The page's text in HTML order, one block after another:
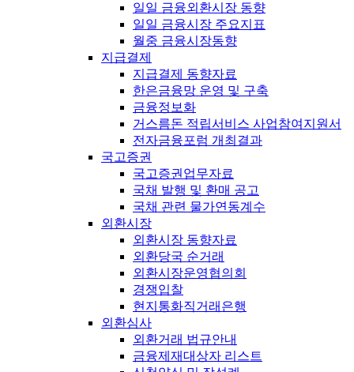
일일 금융외환시장 동향
일일 금융시장 주요지표
월중 금융시장동향
지급결제
지급결제 동향자료
한은금융망 운영 및 구축
금융정보화
거스름돈 적립서비스 사업참여지원서
전자금융포럼 개최결과
국고증권
국고증권업무자료
국채 발행 및 환매 공고
국채 관련 물가연동계수
외환시장
외환시장 동향자료
외환당국 순거래
외환시장운영협의회
경쟁입찰
현지통화직거래은행
외환심사
외환거래 법규안내
금융제재대상자 리스트